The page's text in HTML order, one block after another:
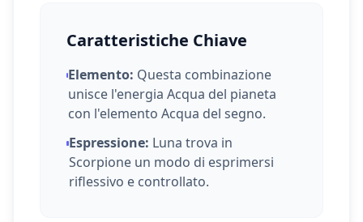
Caratteristiche Chiave
Elemento: Questa combinazione
unisce l'energiaAcqua del pianeta
con l'elementoAcqua del segno.
Espressione: Luna trova in
Scorpioneun modo di esprimersi
riflessivo e controllato.